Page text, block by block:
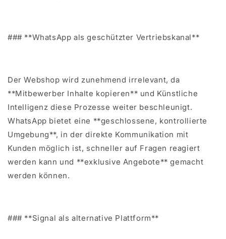
### **WhatsApp als geschützter Vertriebskanal**
Der Webshop wird zunehmend irrelevant, da
**Mitbewerber Inhalte kopieren** und Künstliche
Intelligenz diese Prozesse weiter beschleunigt.
WhatsApp bietet eine **geschlossene, kontrollierte
Umgebung**, in der direkte Kommunikation mit
Kunden möglich ist, schneller auf Fragen reagiert
werden kann und **exklusive Angebote** gemacht
werden können.
### **Signal als alternative Plattform**